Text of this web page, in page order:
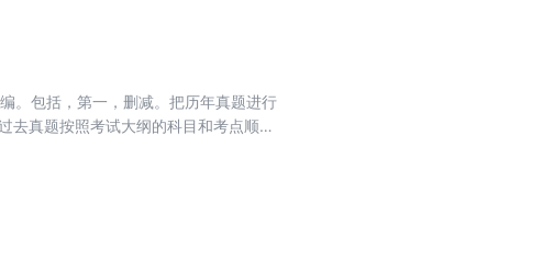
。包括，第一，删减。把历年真题进行
去真题按照考试大纲的科目和考点顺序